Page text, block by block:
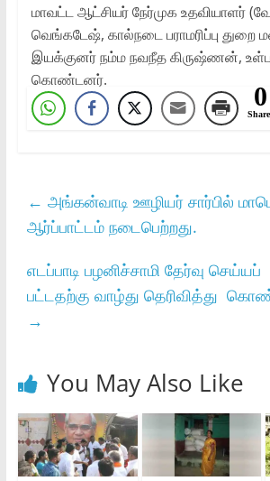
மாவட்ட ஆட்சியர் நேர்முக உதவியாளர்
வெங்கடேஷ், கால்நடை பராமரிப்பு துறை
இயக்குனர் நம்ம நவநீத கிருஷ்ணன்,
கொண்டனர்.
0
← அங்கன்வாடி ஊழியர் சார்பில்
ஆர்ப்பாட்டம் நடைபெற்றது.
எடப்பாடி பழனிச்சாமி தேர்வு செய்யப்
பட்டதற்கு வாழ்து தெரிவித்து
→
You May Also Like